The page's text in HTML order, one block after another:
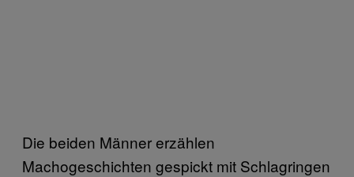
Die beiden Männer erzählen
Machogeschichten gespickt mit Schlagringen